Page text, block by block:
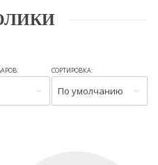
СОРТИРОВКА:
По умолчанию